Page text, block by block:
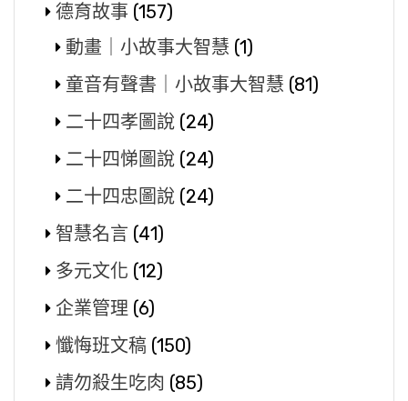
德育故事 (157)
動畫｜小故事大智慧 (1)
童音有聲書｜小故事大智慧 (81)
二十四孝圖說 (24)
二十四悌圖說 (24)
二十四忠圖說 (24)
智慧名言 (41)
多元文化 (12)
企業管理 (6)
懺悔班文稿 (150)
請勿殺生吃肉 (85)